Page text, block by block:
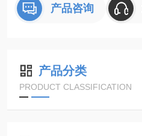
产品咨询
产品分类
PRODUCT CLASSIFICATION